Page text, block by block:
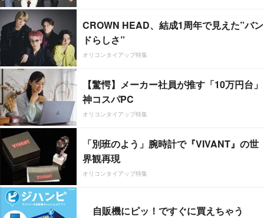
CROWN HEAD、結成1周年で見えた”バン
ドらしさ”
オリコンタイアップ特集
【驚愕】メーカー社員が推す「10万円台」
神コスパPC
オリコンタイアップ特集
「別班のよう」腕時計で『VIVANT』の世
界観再現
オリコンタイアップ特集
自販機にピッ！ですぐに買えちゃう